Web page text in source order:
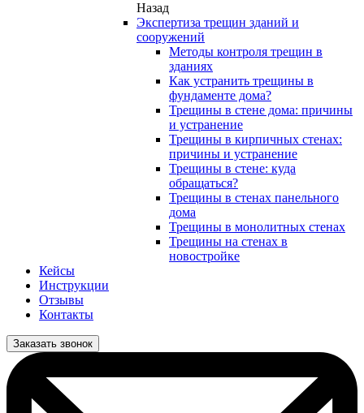
Назад
Экспертиза трещин зданий и
сооружений
Методы контроля трещин в
зданиях
Как устранить трещины в
фундаменте дома?
Трещины в стене дома: причины
и устранение
Трещины в кирпичных стенах:
причины и устранение
Трещины в стене: куда
обращаться?
Трещины в стенах панельного
дома
Трещины в монолитных стенах
Трещины на стенах в
новостройке
Кейсы
Инструкции
Отзывы
Контакты
Заказать звонок